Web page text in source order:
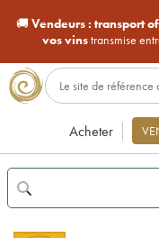
🚚Vendeurs : transport
vos vinstransmise
Acheter